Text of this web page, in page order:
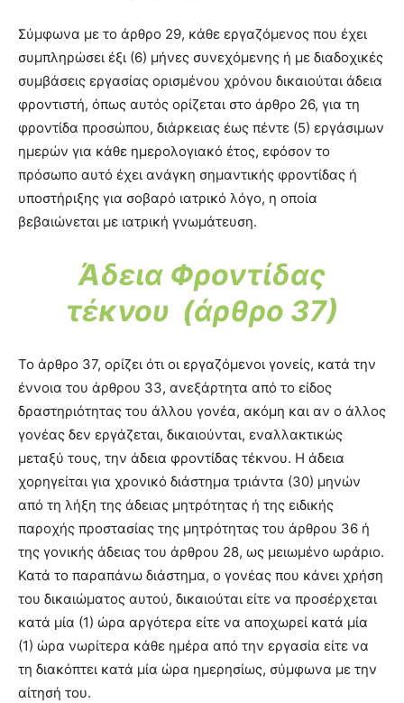
Σύμφωνα με το άρθρο 29, κάθε εργαζόμενος που έχει
συμπληρώσει έξι (6) μήνες συνεχόμενης ή με διαδοχικές
συμβάσεις εργασίας ορισμένου χρόνου δικαιούται άδεια
φροντιστή, όπως αυτός ορίζεται στο άρθρο 26, για τη
φροντίδα προσώπου, διάρκειας έως πέντε (5) εργάσιμων
ημερών για κάθε ημερολογιακό έτος, εφόσον το
πρόσωπο αυτό έχει ανάγκη σημαντικής φροντίδας ή
υποστήριξης για σοβαρό ιατρικό λόγο, η οποία
βεβαιώνεται με ιατρική γνωμάτευση.
Άδεια Φροντίδας
τέκνου (άρθρο 37)
Το άρθρο 37, ορίζει ότι οι εργαζόμενοι γονείς, κατά την
έννοια του άρθρου 33, ανεξάρτητα από το είδος
δραστηριότητας του άλλου γονέα, ακόμη και αν ο άλλος
γονέας δεν εργάζεται, δικαιούνται, εναλλακτικώς
μεταξύ τους, την άδεια φροντίδας τέκνου. Η άδεια
χορηγείται για χρονικό διάστημα τριάντα (30) μηνών
από τη λήξη της άδειας μητρότητας ή της ειδικής
παροχής προστασίας της μητρότητας του άρθρου 36 ή
της γονικής άδειας του άρθρου 28, ως μειωμένο ωράριο.
Κατά το παραπάνω διάστημα, ο γονέας που κάνει χρήση
του δικαιώματος αυτού, δικαιούται είτε να προσέρχεται
κατά μία (1) ώρα αργότερα είτε να αποχωρεί κατά μία
(1) ώρα νωρίτερα κάθε ημέρα από την εργασία είτε να
τη διακόπτει κατά μία ώρα ημερησίως, σύμφωνα με την
αίτησή του.